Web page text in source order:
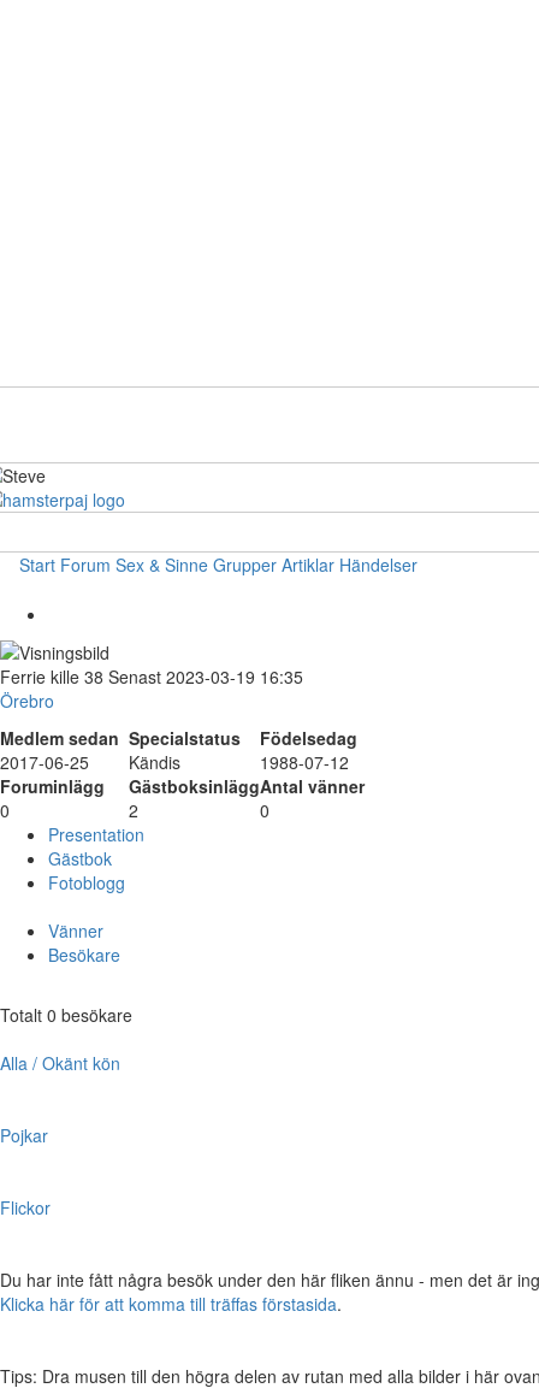
Start Forum Sex & Sinne Grupper Artiklar Händelser
Ferrie kille 38 Senast 2023-03-19 16:35
Örebro
Medlem sedan Specialstatus
Födelsedag
2017-06-25
Kändis
1988-07-12
Foruminlägg
GästboksinläggAntal vänner
0
2
0
Presentation
Gästbok
Fotoblogg
Vänner
Besökare
Totalt 0 besökare
Alla / Okänt kön
Pojkar
Flickor
Du har inte fått några besök under den här fliken ännu - men det är
Klicka här för att komma till träffas förstasida.
Tips: Dra musen till den högra delen av rutan med alla bilder i här